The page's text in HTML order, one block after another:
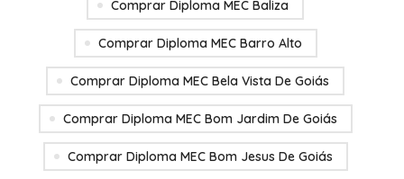
Comprar Diploma MEC Baliza
Comprar Diploma MEC Barro Alto
Comprar Diploma MEC Bela Vista De Goiás
Comprar Diploma MEC Bom Jardim De Goiás
Comprar Diploma MEC Bom Jesus De Goiás